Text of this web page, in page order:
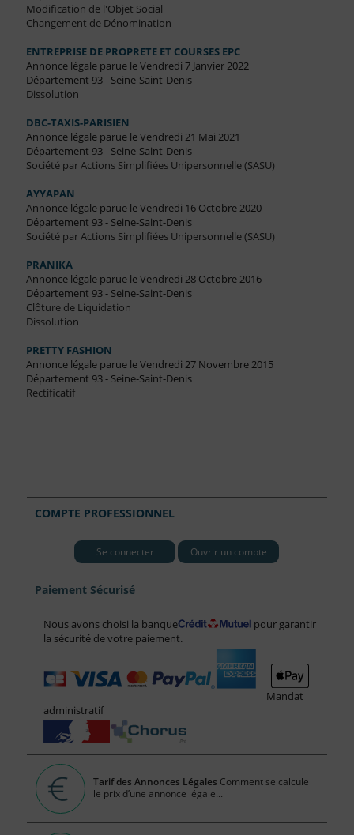
Modification de l'Objet Social
Changement de Dénomination
ENTREPRISE DE PROPRETE ET COURSES EPC
Annonce légale parue le Vendredi 7 Janvier 2022
Département 93 - Seine-Saint-Denis
Dissolution
DBC-TAXIS-PARISIEN
Annonce légale parue le Vendredi 21 Mai 2021
Département 93 - Seine-Saint-Denis
Société par Actions Simplifiées Unipersonnelle (SASU)
AYYAPAN
Annonce légale parue le Vendredi 16 Octobre 2020
Département 93 - Seine-Saint-Denis
Société par Actions Simplifiées Unipersonnelle (SASU)
PRANIKA
Annonce légale parue le Vendredi 28 Octobre 2016
Département 93 - Seine-Saint-Denis
Clôture de Liquidation
Dissolution
PRETTY FASHION
Annonce légale parue le Vendredi 27 Novembre 2015
Département 93 - Seine-Saint-Denis
Rectificatif
COMPTE PROFESSIONNEL
Se connecter Ouvrir un compte
Paiement Sécurisé
Nous avons choisi la banque
pour garantir
la sécurité de votre paiement.
Mandat
administratif
Tarif des Annonces Légales Comment se calcule
le prix d’une annonce légale...